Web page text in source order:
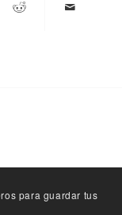
para guardar tus